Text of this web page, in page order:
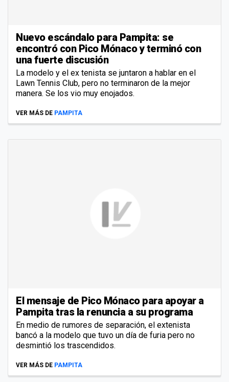
Nuevo escándalo para Pampita: se
encontró con Pico Mónaco y terminó con
una fuerte discusión
La modelo y el ex tenista se juntaron a hablar en el
Lawn Tennis Club, pero no terminaron de la mejor
manera. Se los vio muy enojados.
VER MÁS DE PAMPITA
El mensaje de Pico Mónaco para apoyar a
Pampita tras la renuncia a su programa
En medio de rumores de separación, el extenista
bancó a la modelo que tuvo un día de furia pero no
desmintió los trascendidos.
VER MÁS DE PAMPITA